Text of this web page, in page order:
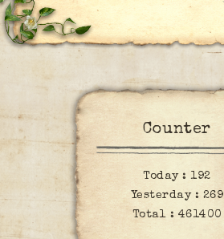
Counter
Today :192
Yesterday : 269
Total : 461400